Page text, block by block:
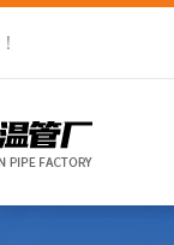
！